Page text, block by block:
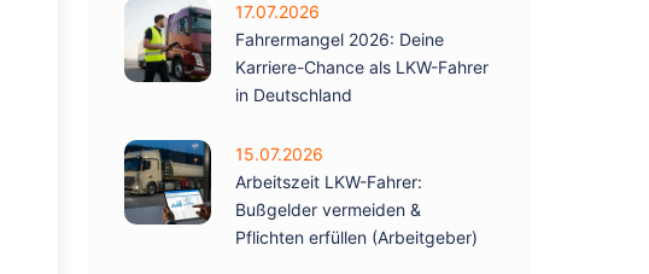
17.07.2026
Fahrermangel 2026: Deine
Karriere-Chance als LKW-Fahrer
in Deutschland
15.07.2026
Arbeitszeit LKW-Fahrer:
Bußgelder vermeiden &
Pflichten erfüllen (Arbeitgeber)